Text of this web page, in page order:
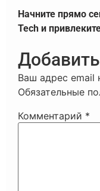
Начните прямо
Tech и
Ваш адрес email
Обязательные
Комментарий *